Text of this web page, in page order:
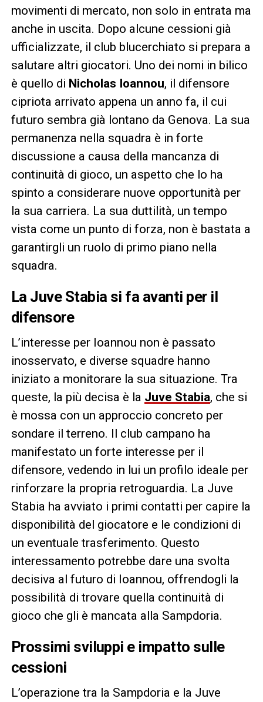
movimenti di mercato, non solo in entrata ma
anche in uscita. Dopo alcune cessioni già
ufficializzate, il club blucerchiato si prepara a
salutare altri giocatori. Uno dei nomi in bilico
è quello di Nicholas Ioannou, il difensore
cipriota arrivato appena un anno fa, il cui
futuro sembra già lontano da Genova. La sua
permanenza nella squadra è in forte
discussione a causa della mancanza di
continuità di gioco, un aspetto che lo ha
spinto a considerare nuove opportunità per
la sua carriera. La sua duttilità, un tempo
vista come un punto di forza, non è bastata a
garantirgli un ruolo di primo piano nella
squadra.
La Juve Stabia si fa avanti per il
difensore
L’interesse per Ioannou non è passato
inosservato, e diverse squadre hanno
iniziato a monitorare la sua situazione. Tra
queste, la più decisa è la Juve Stabia, che si
è mossa con un approccio concreto per
sondare il terreno. Il club campano ha
manifestato un forte interesse per il
difensore, vedendo in lui un profilo ideale per
rinforzare la propria retroguardia. La Juve
Stabia ha avviato i primi contatti per capire la
disponibilità del giocatore e le condizioni di
un eventuale trasferimento. Questo
interessamento potrebbe dare una svolta
decisiva al futuro di Ioannou, offrendogli la
possibilità di trovare quella continuità di
gioco che gli è mancata alla Sampdoria.
Prossimi sviluppi e impatto sulle
cessioni
L’operazione tra la Sampdoria e la Juve